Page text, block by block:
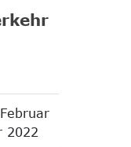
2022